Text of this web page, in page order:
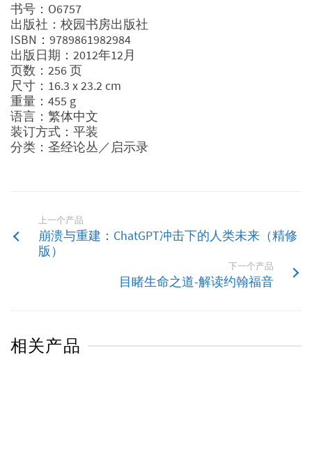
书号：O6757
出版社：校园书房出版社
ISBN：9789861982984
出版日期：2012年12月
页数：256 页
尺寸：16.3 x 23.2 cm
重量：455 g
语言：繁体中文
装订方式：平装
分类：圣经论丛／启示录
上一个产品
崩溃与重建：ChatGPT冲击下的人类未来（精修
版）
下一个产品
目睹生命之道-解读约翰福音
相关产品